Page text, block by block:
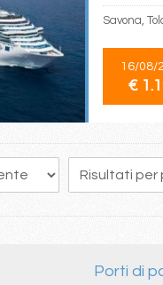
Savona,
16/08/
€
189 190 191
Porti di